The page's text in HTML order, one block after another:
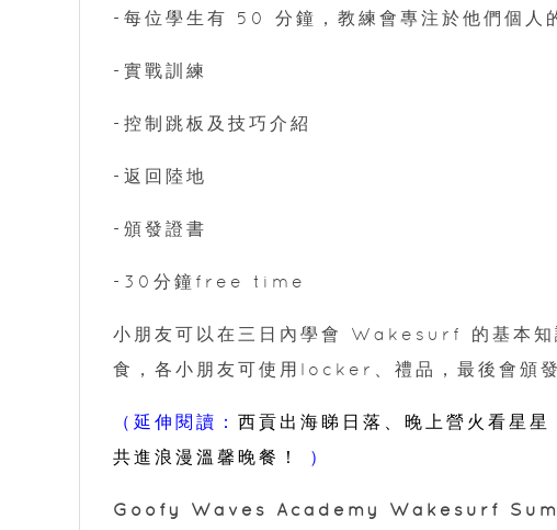
-每位學生有 50 分鐘，教練會專注於他們個人
-實戰訓練
-控制跳板及技巧介紹
-返回陸地
-頒發證書
-30分鐘free time
小朋友可以在三日內學會 Wakesurf 的基本知
食，各小朋友可使用locker、禮品，最後會頒發
（延伸閱讀： 西貢出海睇日落、晚上營火看
共進浪漫溫馨晚餐！
）
Goofy Waves Academy Wakesurf